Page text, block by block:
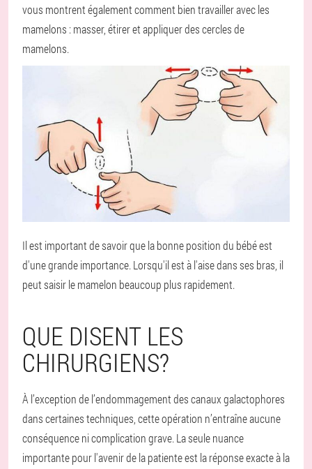
vous montrent également comment bien travailler avec les
mamelons : masser, étirer et appliquer des cercles de
mamelons.
Il est important de savoir que la bonne position du bébé est
d'une grande importance. Lorsqu'il est à l'aise dans ses bras, il
peut saisir le mamelon beaucoup plus rapidement.
QUE DISENT LES
CHIRURGIENS?
À l’exception de l’endommagement des canaux galactophores
dans certaines techniques, cette opération n’entraîne aucune
conséquence ni complication grave. La seule nuance
importante pour l'avenir de la patiente est la réponse exacte à la